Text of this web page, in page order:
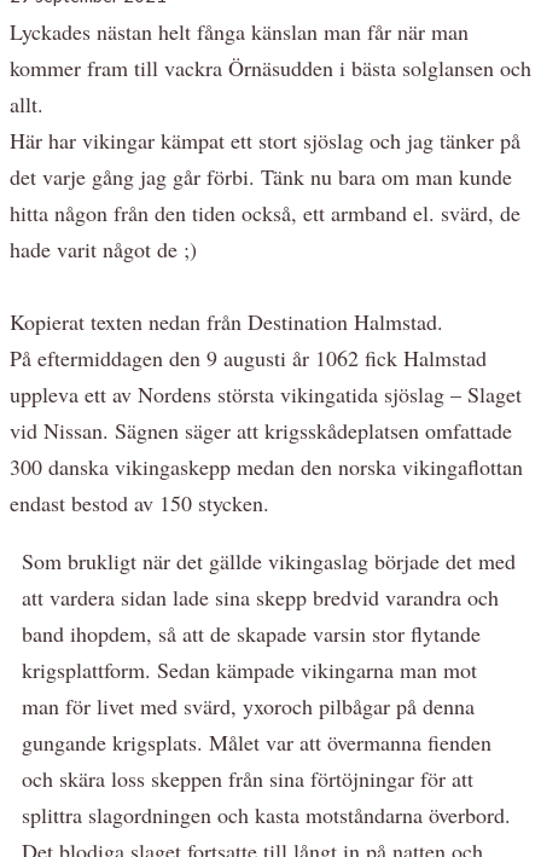
Lyckades nästan helt fånga känslan man får när man
kommer fram till vackra Örnäsudden i bästa solglansen och
allt.
Här har vikingar kämpat ett stort sjöslag och jag tänker på
det varje gång jag går förbi. Tänk nu bara om man kunde
hitta någon från den tiden också, ett armband el. svärd, de
hade varit något de ;)
Kopierat texten nedan från Destination Halmstad.
På eftermiddagen den 9 augusti år 1062 fick Halmstad
uppleva ett av Nordens största vikingatida sjöslag – Slaget
vid Nissan. Sägnen säger att krigsskådeplatsen omfattade
300 danska vikingaskepp medan den norska vikingaflottan
endast bestod av 150 stycken.
Som brukligt när det gällde vikingaslag började det med
att vardera sidan lade sina skepp bredvid varandra och
band ihopdem, så att de skapade varsin stor flytande
krigsplattform. Sedan kämpade vikingarna man mot
man för livet med svärd, yxoroch pilbågar på denna
gungande krigsplats. Målet var att övermanna fienden
och skära loss skeppen från sina förtöjningar för att
splittra slagordningen och kasta motståndarna överbord.
Det blodiga slaget fortsatte till långt in på natten och